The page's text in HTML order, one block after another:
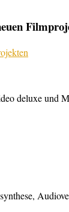
deluxe und